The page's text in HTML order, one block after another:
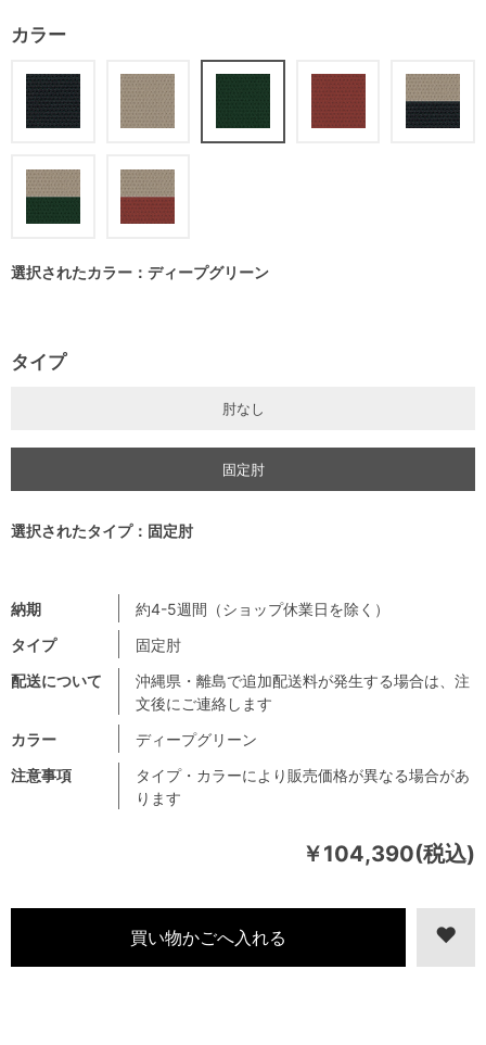
￥104,390(税込)
注意事項
タイプ・カラーにより販売価格が異なる場合があ
ります
配送について
沖縄県・離島で追加配送料が発生する場合は、注
文後にご連絡します
納期
約4-5週間（ショップ休業日を除く）
タイプ
固定肘
カラー ディープグリーン
カラー
選択されたカラー：ディープグリーン
タイプ
肘なし
固定肘
選択されたタイプ：固定肘